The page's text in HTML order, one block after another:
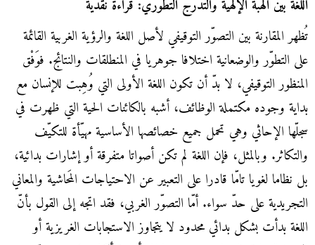
اللغة بين الهبة الإلهية والتدرّج التطوّري: قراءة نقدية
تُظهر المقارنة بين التصوّر التوقيفي لأصل اللغة والرؤية الغربية القائمة
على التطوّر والوضعانية اختلافا جوهريا في المنطلقات والنتائج. فوَفْق
المنظور التوقيفي، لا بدّ أن تكون اللغة الأولى التي وُهِبت للإنسان مع
بداية وجوده مكتملة الوظائف، أشبه بالكائنات الحية التي ظهرت في
سجلّها الإحاثي وهي تحمل جميع خصائصها الأساسية مهيّأة للتكيّف
والتكاثر. وبالمثل، فإن اللغة لم تكن أصواتا متفرقة أو إشارات بدائية،
بل نظاما لغويا تامّا قادرا على التعبير عن الاحتياجات المَحاشية والمعاني
التجريدية على حدّ سواء. أمّا التصوّر الغربي، فقد اتجه إلى القول بأنّ
اللغة بدأت بشكل بدائي محدود لا يتجاوز الاستجابات الغريزية أو